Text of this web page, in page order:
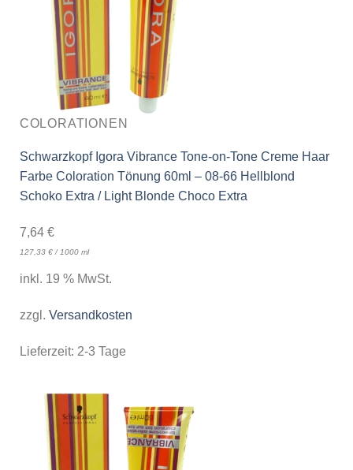
COLORATIONEN
Schwarzkopf Igora Vibrance Tone-on-Tone Creme Haar
Farbe Coloration Tönung 60ml – 08-66 Hellblond
Schoko Extra / Light Blonde Choco Extra
7,64 €
127,33 €/ 1000 ml
inkl. 19 % MwSt.
zzgl. Versandkosten
Lieferzeit: 2-3 Tage